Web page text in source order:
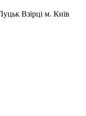
Взірці м. Київ